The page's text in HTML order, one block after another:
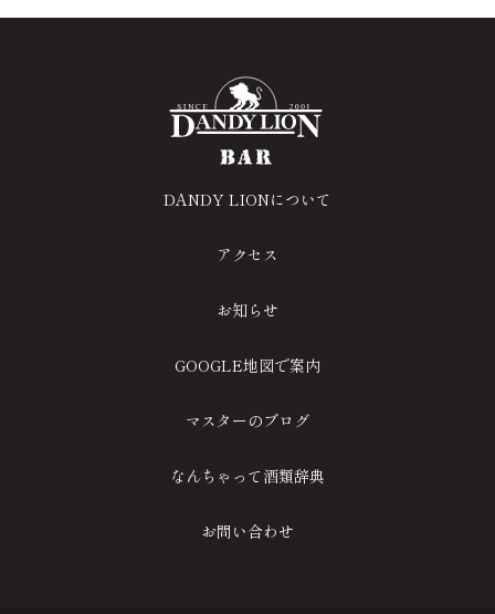
DANDY LIONについて
アクセス
お知らせ
GOOGLE地図で案内
マスターのブログ
なんちゃって酒類辞典
お問い合わせ